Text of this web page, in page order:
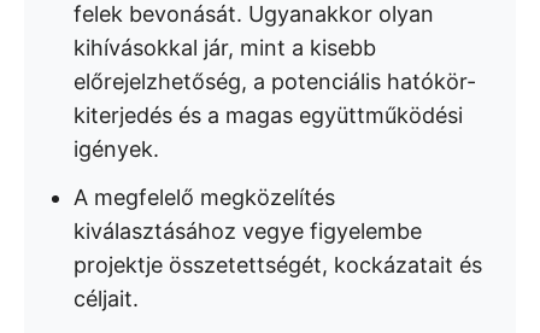
felek bevonását. Ugyanakkor olyan
kihívásokkal jár, mint a kisebb
előrejelzhetőség, a potenciális hatókör-
kiterjedés és a magas együttműködési
igények.
A megfelelő megközelítés
kiválasztásához vegye figyelembe
projektje összetettségét, kockázatait és
céljait.